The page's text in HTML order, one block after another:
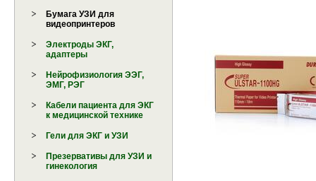
Бумага УЗИ для
видеопринтеров
Электроды ЭКГ,
адаптеры
Нейрофизиология ЭЭГ,
ЭМГ, РЭГ
Кабели пациента для ЭКГ
к медицинской технике
Гели для ЭКГ и УЗИ
Презервативы для УЗИ и
гинекология